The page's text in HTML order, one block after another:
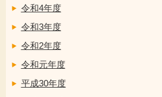
令和4年度
令和3年度
令和2年度
令和元年度
平成30年度